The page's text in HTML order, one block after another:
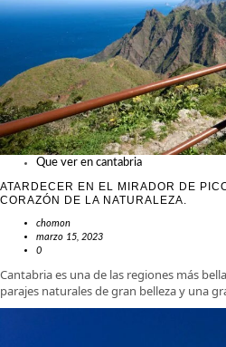
Que ver en cantabria
ATARDECER EN EL MIRADOR DE
CORAZÓN DE LA NATURALEZA.
chomon
marzo 15, 2023
0
Cantabria es una de las regiones más
parajes naturales de gran belleza y una